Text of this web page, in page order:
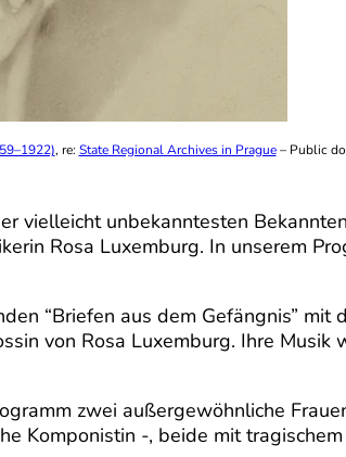
, re: State Regional Archives in Prague– Public
vielleicht unbekanntesten
Rosa Luxemburg. In unserem
“Briefen aus dem Gefängnis”
von Rosa Luxemburg. Ihre
zwei außergewöhnliche
Komponistin -, beide mit tragischem